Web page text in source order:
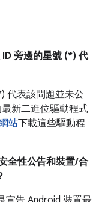
旁邊的星號 (*) 代
代表該問題並未公
新二進位驅動程式
站下載這些驅動程
全性公告和裝置/合